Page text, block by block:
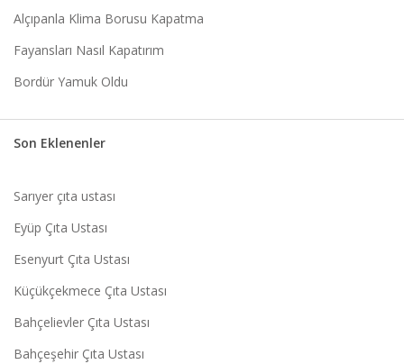
Alçıpanla Klima Borusu Kapatma
Fayansları Nasıl Kapatırım
Bordür Yamuk Oldu
Son Eklenenler
Sarıyer çıta ustası
Eyüp Çıta Ustası
Esenyurt Çıta Ustası
Küçükçekmece Çıta Ustası
Bahçelievler Çıta Ustası
Bahçeşehir Çıta Ustası